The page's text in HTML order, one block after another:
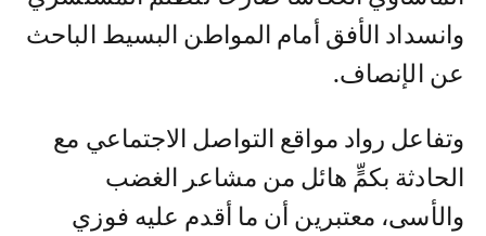
وانسداد الأفق أمام المواطن البسيط الباحث
عن الإنصاف.
وتفاعل رواد مواقع التواصل الاجتماعي مع
الحادثة بكمٍّ هائل من مشاعر الغضب
والأسى، معتبرين أن ما أقدم عليه فوزي